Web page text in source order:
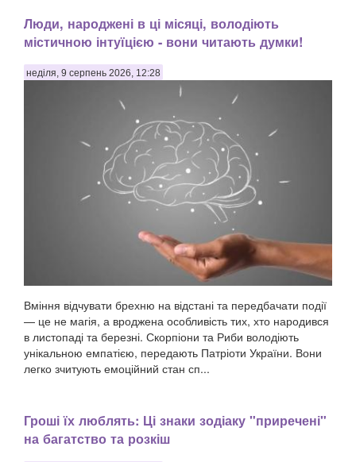
Люди, народжені в ці місяці, володіють
містичною інтуїцією - вони читають думки!
неділя, 9 серпень 2026, 12:28
Вміння відчувати брехню на відстані та передбачати події
— це не магія, а вроджена особливість тих, хто народився
в листопаді та березні. Скорпіони та Риби володіють
унікальною емпатією, передають Патріоти України. Вони
легко зчитують емоційний стан сп...
Гроші їх люблять: Ці знаки зодіаку "приречені"
на багатство та розкіш